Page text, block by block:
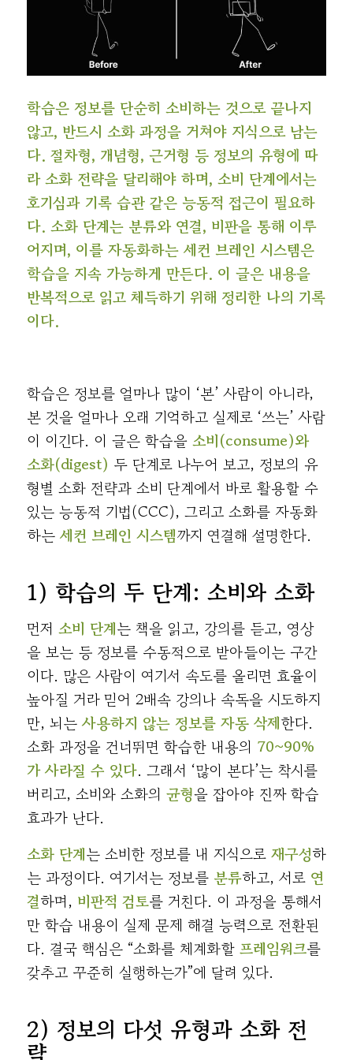
학습은 정보를 단순히 소비하는 것으로 끝나지
않고, 반드시 소화 과정을 거쳐야 지식으로 남는
다. 절차형, 개념형, 근거형 등 정보의 유형에 따
라 소화 전략을 달리해야 하며, 소비 단계에서는
호기심과 기록 습관 같은 능동적 접근이 필요하
다. 소화 단계는 분류와 연결, 비판을 통해 이루
어지며, 이를 자동화하는 세컨 브레인 시스템은
학습을 지속 가능하게 만든다. 이 글은 내용을
반복적으로 읽고 체득하기 위해 정리한 나의 기록
이다.
학습은 정보를 얼마나 많이 ‘본’ 사람이 아니라,
본 것을 얼마나 오래 기억하고 실제로 ‘쓰는’ 사람
이 이긴다. 이 글은 학습을 소비(consume)와
소화(digest) 두 단계로 나누어 보고, 정보의 유
형별 소화 전략과 소비 단계에서 바로 활용할 수
있는 능동적 기법(CCC), 그리고 소화를 자동화
하는 세컨 브레인 시스템까지 연결해 설명한다.
1) 학습의 두 단계: 소비와 소화
먼저 소비 단계는 책을 읽고, 강의를 듣고, 영상
을 보는 등 정보를 수동적으로 받아들이는 구간
이다. 많은 사람이 여기서 속도를 올리면 효율이
높아질 거라 믿어 2배속 강의나 속독을 시도하지
만, 뇌는 사용하지 않는 정보를 자동 삭제한다.
소화 과정을 건너뛰면 학습한 내용의 70~90%
가 사라질 수 있다. 그래서 ‘많이 본다’는 착시를
버리고, 소비와 소화의 균형을 잡아야 진짜 학습
효과가 난다.
소화 단계는 소비한 정보를 내 지식으로 재구성하
는 과정이다. 여기서는 정보를 분류하고, 서로 연
결하며, 비판적 검토를 거친다. 이 과정을 통해서
만 학습 내용이 실제 문제 해결 능력으로 전환된
다. 결국 핵심은 “소화를 체계화할 프레임워크를
갖추고 꾸준히 실행하는가”에 달려 있다.
2) 정보의 다섯 유형과 소화 전
략